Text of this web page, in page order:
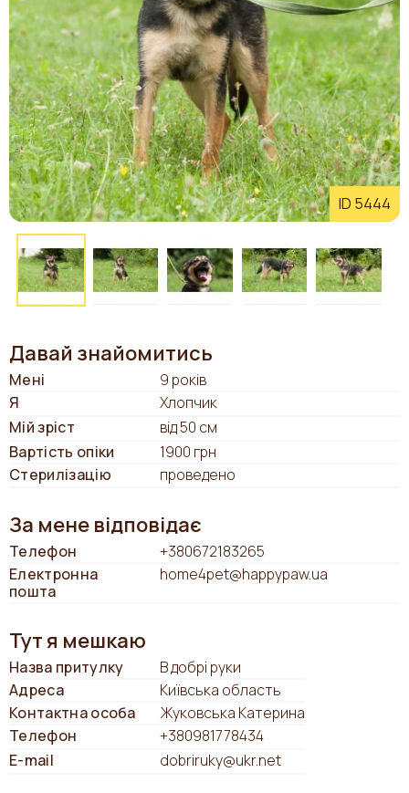
ID 5444
Давай знайомитись
Мені
9 років
Я
Хлопчик
Мій зріст
від 50 см
Вартість опіки
1900 грн
Стерилізацію
проведено
За мене відповідає
Телефон
+380672183265
Електронна
пошта
home4pet@happypaw.ua
Тут я мешкаю
Назва притулку
В добрі руки
Адреса
Київська область
Контактна особа
Жуковська Катерина
Телефон
+380981778434
E-mail
dobriruky@ukr.net